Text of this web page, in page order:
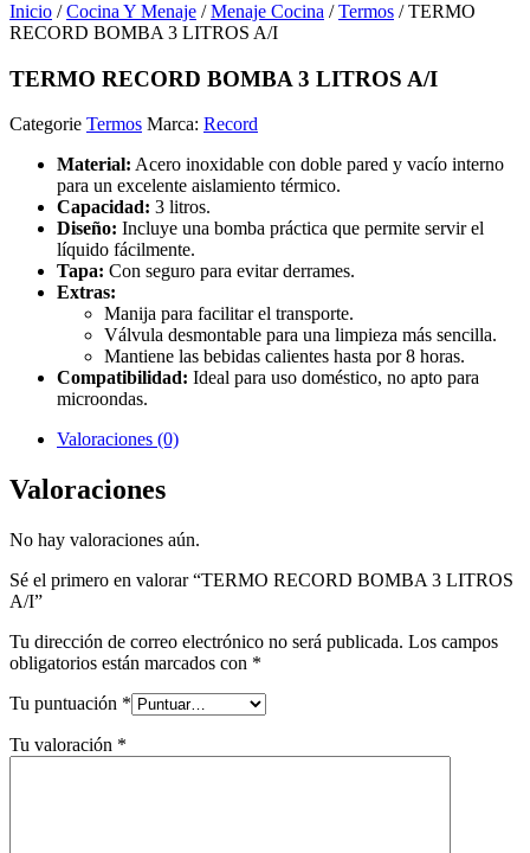
Inicio /Cocina Y Menaje /Menaje Cocina /Termos / TERMO
RECORD BOMBA 3 LITROS A/I
TERMO RECORD BOMBA 3 LITROS A/I
Categorie Termos Marca: Record
Material: Acero inoxidable con doble pared y vacío interno
para un excelente aislamiento térmico.
Capacidad: 3 litros.
Diseño: Incluye una bomba práctica que permite servir el
líquido fácilmente.
Tapa: Con seguro para evitar derrames.
Extras:
Manija para facilitar el transporte.
Válvula desmontable para una limpieza más sencilla.
Mantiene las bebidas calientes hasta por 8 horas.
Compatibilidad: Ideal para uso doméstico, no apto para
microondas.
Valoraciones (0)
Valoraciones
No hay valoraciones aún.
Sé el primero en valorar “TERMO RECORD BOMBA 3 LITROS
A/I”
Tu dirección de correo electrónico no será publicada. Los campos
obligatorios están marcados con *
Tu puntuación *
Tu valoración *